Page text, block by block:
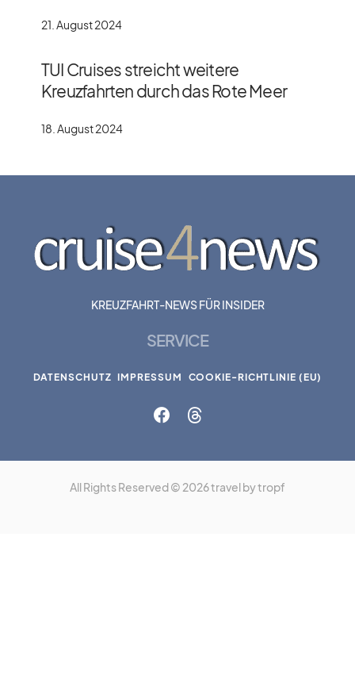
21. August 2024
TUI Cruises streicht weitere
Kreuzfahrten durch das Rote Meer
18. August 2024
KREUZFAHRT-NEWS FÜR INSIDER
SERVICE
DATENSCHUTZ IMPRESSUM COOKIE-RICHTLINIE (EU)
All Rights Reserved © 2026 travel by tropf